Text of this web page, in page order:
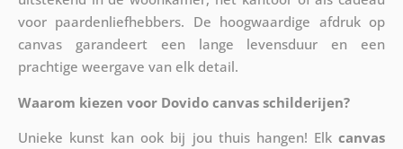
voor paardenliefhebbers. De hoogwaardige afdruk op
canvas garandeert een lange levensduur en een
prachtige weergave van elk detail.
Waarom kiezen voor Dovido canvas schilderijen?
Unieke kunst kan ook bij jou thuis hangen! Elkcanvas